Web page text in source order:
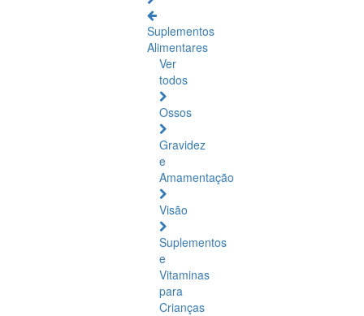
Suplementos
Alimentares
Ver
todos
Ossos
Gravidez
e
Amamentação
Visão
Suplementos
e
Vitaminas
para
Crianças